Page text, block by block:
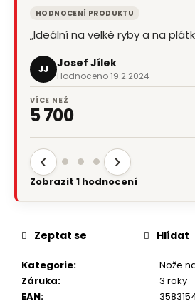
HODNOCENÍ PRODUKTU
„Ideální na velké ryby a na
JJ Josef Jílek
Hodnoceno 19.2.2024
VÍCE NEŽ
5 700
‹ ›
Zobrazit 1 hodnocení
Kategorie:
Nože
Záruka:
3 roky
EAN:
Zeptat se Hlídat